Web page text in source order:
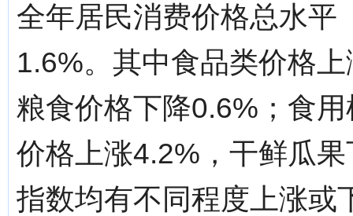
全年居民消费价格总水平
1.6%。其中食品类价格
粮食价格下降0.6%；食
价格上涨4.2%，干鲜瓜
指数均有不同程度上涨或